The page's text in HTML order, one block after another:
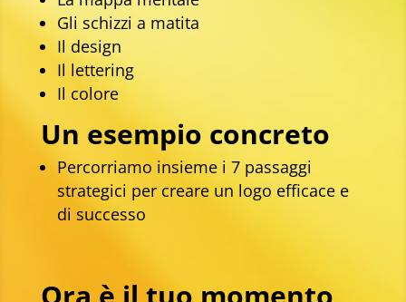
Gli schizzi a matita
Il design
Il lettering
Il colore
Un esempio concreto
Percorriamo insieme i 7 passaggi
strategici per creare un logo efficace e
di successo